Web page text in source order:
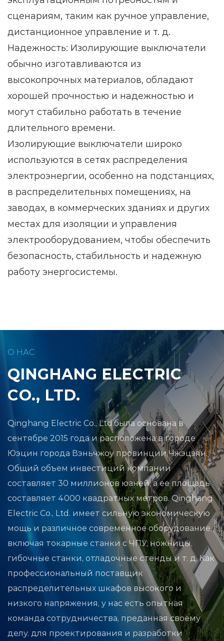
сценариям, таким как ручное управление,
дистанционное управление и т. д.
Надежность: Изолирующие выключатели
обычно изготавливаются из
высокопрочных материалов, обладают
хорошей прочностью и надежностью и
могут стабильно работать в течение
длительного времени.
Изолирующие выключатели широко
используются в сетях распределения
электроэнергии, особенно на подстанциях,
в распределительных помещениях, на
заводах, в коммерческих зданиях и других
местах для изоляции и управления
электрооборудованием, чтобы обеспечить
безопасность, стабильность и надежную
работу энергосистемы.
О НАС
QINGHANG ELECTRIC
CO., LTD.
Qinghang Electric Co., Ltd.была основана в
сентябре 2015 года и расположена в городе
Юэцин города Вэньчжоу провинции Чжэцзян.
Общий объем инвестиций компании
составляет 30 миллионов юаней, а ее площадь
составляет 4000 квадратных метров. Qinghang
Electric Co., Ltd. имеет сильную экономическую
мощь и различное современное оборудование,
включая токарные станки с ЧПУ, ножницы,
гибочные станки, отладочные стенды и т. д. Как
профессиональный поставщик
распределительных шкафов высокого и
низкого напряжения, у нас есть опытная
команда сотрудничества, преданная своему
делу. для проектирования и разработки